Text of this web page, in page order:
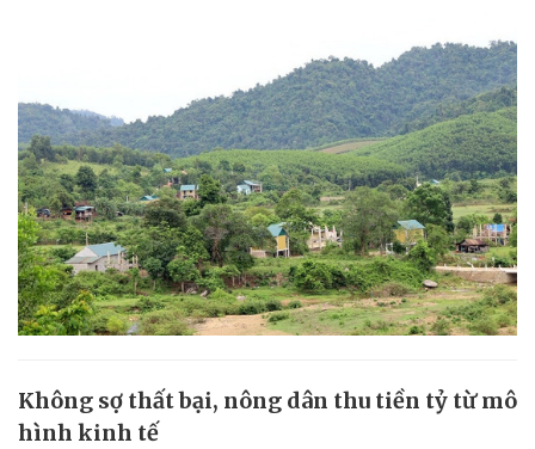
Không sợ thất bại, nông dân thu tiền tỷ từ mô
hình kinh tế